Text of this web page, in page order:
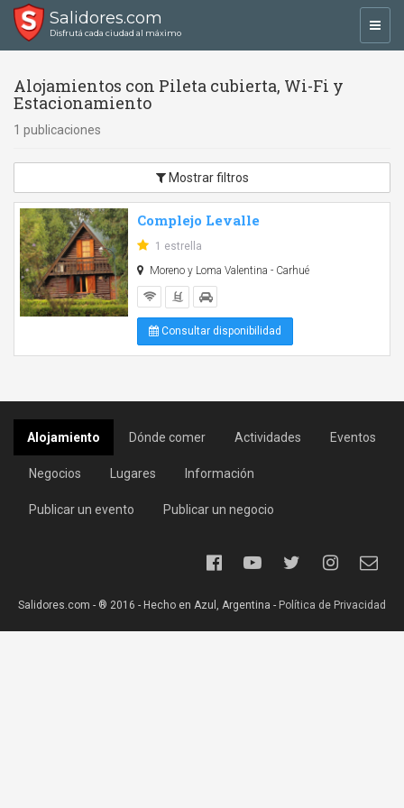
Salidores.com
Disfrutá cada ciudad al máximo
Alojamientos con Pileta cubierta, Wi-Fi y
Estacionamiento
1 publicaciones
Mostrar filtros
Complejo Levalle
1 estrella
Moreno y Loma Valentina - Carhué
Consultar disponibilidad
Alojamiento Dónde comer Actividades Eventos
Negocios Lugares Información
Publicar un evento Publicar un negocio
Salidores.com - ® 2016 - Hecho en Azul, Argentina - Política de Privacidad